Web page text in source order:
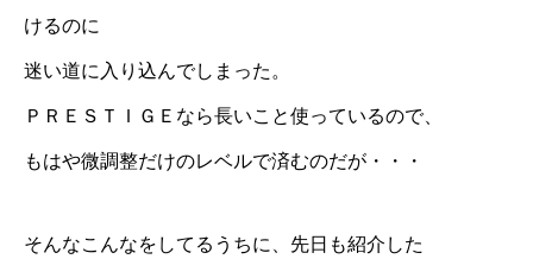
けるのに
迷い道に入り込んでしまった。
ＰＲＥＳＴＩＧＥなら長いこと使っているので、
もはや微調整だけのレベルで済むのだが・・・
そんなこんなをしてるうちに、 先日も紹介した